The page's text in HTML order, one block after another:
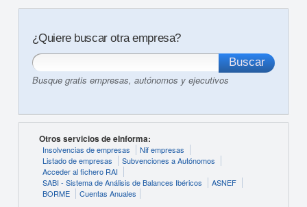
¿Quiere buscar otra empresa?
Busque gratis empresas, autónomos y ejecutivos
Otros servicios de eInforma:
Insolvencias de empresas
Nif empresas
Listado de empresas
Subvenciones a Autónomos
Acceder al fichero RAI
SABI - Sistema de Análisis de Balances Ibéricos
ASNEF
BORME
Cuentas Anuales